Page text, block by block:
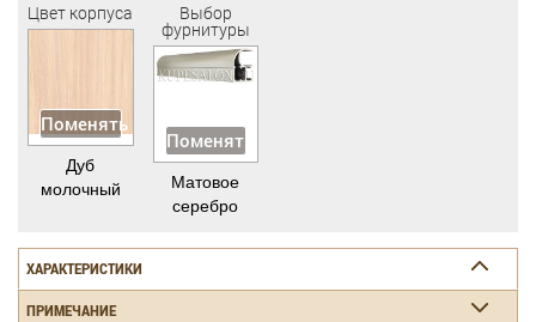
Цвет корпуса
Поменять
Дуб
молочный
Выбор
фурнитуры
Поменять
Матовое
серебро
ХАРАКТЕРИСТИКИ
ПРИМЕЧАНИЕ